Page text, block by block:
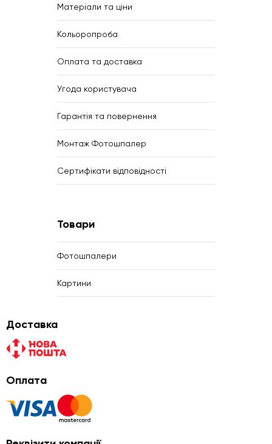
Матеріали та ціни
Кольоропроба
Оплата та доставка
Угода користувача
Гарантія та повернення
Монтаж Фотошпалер
Сертифікати відповідності
Товари
Фотошпалери
Картини
Доставка
Оплата